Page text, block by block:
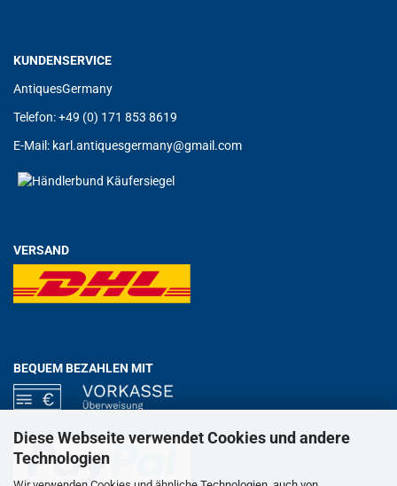
Diese Webseite verwendet Cookies und andere
Technologien
KUNDENSERVICE
AntiquesGermany
Telefon: +49 (0) 171 853 8619
E-Mail: karl.antiquesgermany@gmail.com
VERSAND
BEQUEM BEZAHLEN MIT